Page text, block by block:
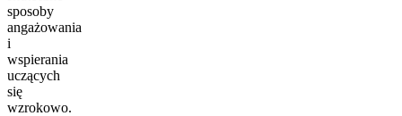
sposoby
angażowania
i
wspierania
uczących
się
wzrokowo.